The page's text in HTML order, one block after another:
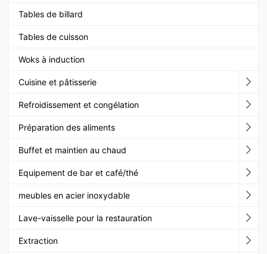
Tables de billard
Tables de cuisson
Woks à induction
Cuisine et pâtisserie
Refroidissement et congélation
Préparation des aliments
Buffet et maintien au chaud
Equipement de bar et café/thé
meubles en acier inoxydable
Lave-vaisselle pour la restauration
Extraction